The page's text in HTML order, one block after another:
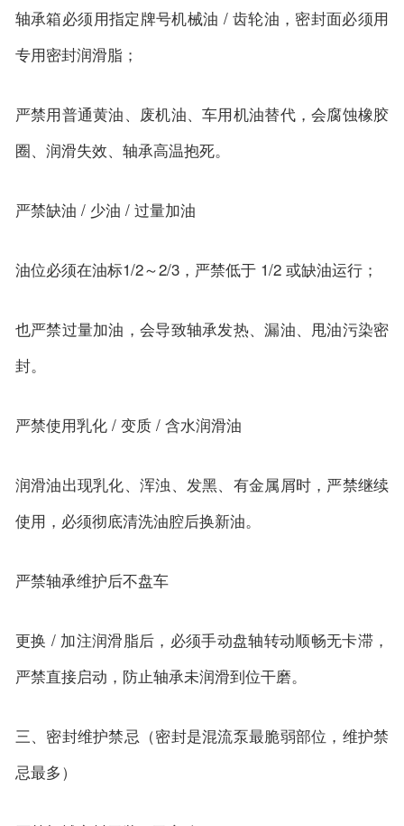
轴承箱必须用指定牌号机械油 / 齿轮油，密封面必须用
专用密封润滑脂；
严禁用普通黄油、废机油、车用机油替代，会腐蚀橡胶
圈、润滑失效、轴承高温抱死。
严禁缺油 / 少油 / 过量加油
油位必须在油标1/2～2/3，严禁低于 1/2 或缺油运行；
也严禁过量加油，会导致轴承发热、漏油、甩油污染密
封。
严禁使用乳化 / 变质 / 含水润滑油
润滑油出现乳化、浑浊、发黑、有金属屑时，严禁继续
使用，必须彻底清洗油腔后换新油。
严禁轴承维护后不盘车
更换 / 加注润滑脂后，必须手动盘轴转动顺畅无卡滞，
严禁直接启动，防止轴承未润滑到位干磨。
三、密封维护禁忌（密封是混流泵最脆弱部位，维护禁
忌最多）